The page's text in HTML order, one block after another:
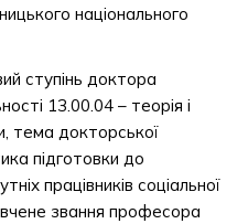
національного
ступінь доктора
13.00.04 – теорія і
тема докторської
підготовки до
працівників соціальної
звання професора